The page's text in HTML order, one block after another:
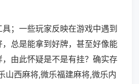
；一些玩家反映在游戏中遇到
总是能拿到好牌，甚至好像能
由此怀疑是不是有挂？确实存
山西麻将,微乐福建麻将,微乐内